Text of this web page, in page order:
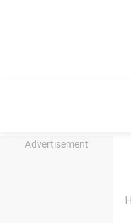
Advertisement